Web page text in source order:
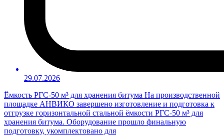
29.07.2026
Ёмкость РГС-50 м³ для хранения битума На производственной
площадке АНВИКО завершено изготовление и подготовка к
отгрузке горизонтальной стальной ёмкости РГС-50 м³ для
хранения битума. Оборудование прошло финальную
подготовку, укомплектовано для